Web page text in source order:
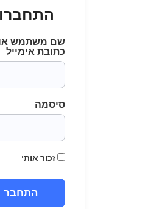
התחברות
שם משתמש או
כתובת אימייל
סיסמה
זכור אותי